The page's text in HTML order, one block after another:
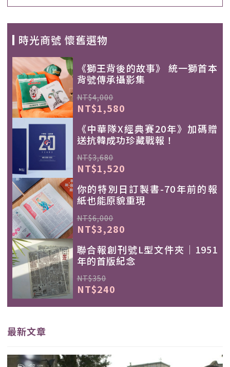
時光商號 懷舊選物
《獅王背後的故事》 統一獅首本
背號傳承攝影集
NT$4,000
NT$1,580
《中華隊X經典賽20年》加碼贈
送抗韓成功珍藏戰報！
NT$3,680
NT$1,520
你的特別日訂製書-70年前的報
紙也能原貌重現
NT$6,000
NT$3,280
聯合報創刊號L型文件夾｜1951
年的首版紀念
NT$350
NT$240
最新文章